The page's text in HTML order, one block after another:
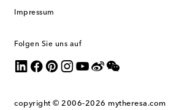
Impressum
Folgen Sie uns auf
copyright © 2006-2026 mytheresa.com